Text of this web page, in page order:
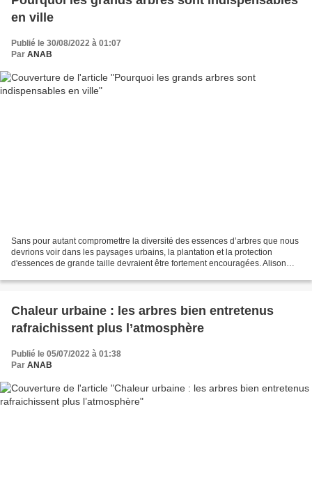
en ville
Publié le 30/08/2022 à 01:07
Par ANAB
Sans pour autant compromettre la diversité des essences d’arbres que nous
devrions voir dans les paysages urbains, la plantation et la protection
d'essences de grande taille devraient être fortement encouragées. Alison
Chaleur urbaine : les arbres bien entretenus
rafraichissent plus l’atmosphère
Publié le 05/07/2022 à 01:38
Par ANAB